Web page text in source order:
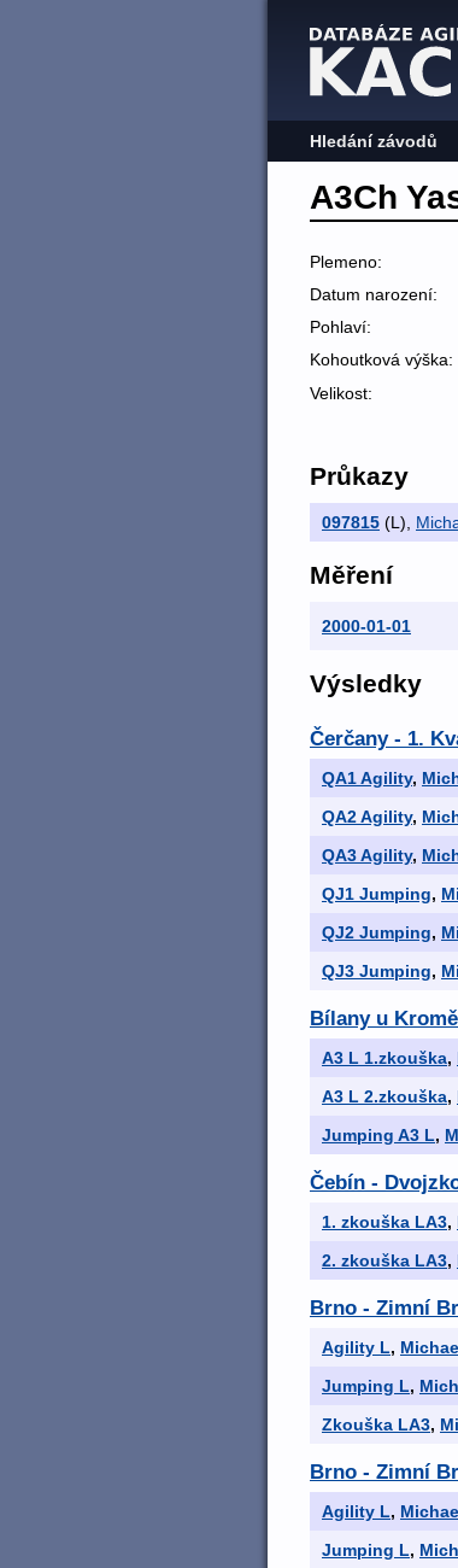
Hledání závodů
A3Ch
Plemeno:
Datum narození:
Pohlaví:
Kohoutková výška:
Velikost:
Průkazy
097815 (L)
Měření
2000-01-01
Výsledky
Čerčany - 1.
QA1 Agility,
QA2 Agility,
QA3 Agility,
QJ1 Jumping,
QJ2 Jumping,
QJ3 Jumping,
Bílany u
A3 L 1.zkouška,
A3 L 2.zkouška,
Jumping A3 L,
Čebín -
1. zkouška LA3,
2. zkouška LA3,
Brno - Zimní
Agility L,
Jumping L,
Zkouška LA3,
Brno - Zimní
Agility L,
Jumping L,